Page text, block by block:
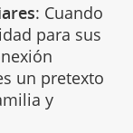
: Cuando
para sus
un pretexto
y